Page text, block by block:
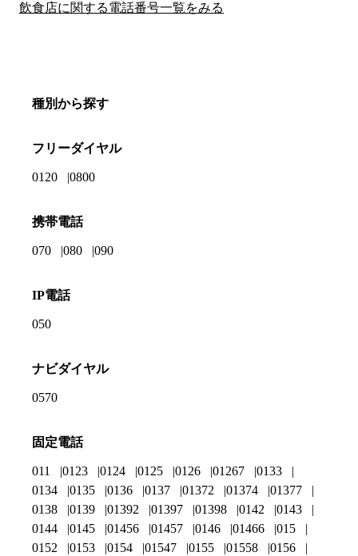
飲食店に関する電話番号一覧をみる
種別から探す
フリーダイヤル
0120 0800
携帯電話
070 080 090
IP電話
050
ナビダイヤル
0570
固定電話
011 0123 0124 0125 0126 01267
0133
0134
0135 0136 0137 01372 01374
01377
0138
0139 01392 01397 01398 0142
0143
0144
0145 01456 01457 0146 01466
015
0152
0153 0154 01547 0155 01558
0156